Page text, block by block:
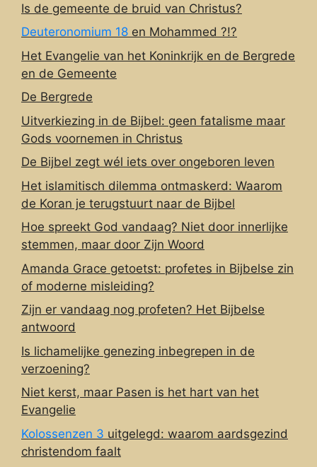
Is de gemeente de bruid van Christus?
Deuteronomium 18 en Mohammed ?!?
Het Evangelie van het Koninkrijk en de Bergrede
en de Gemeente
De Bergrede
Uitverkiezing in de Bijbel: geen fatalisme maar
Gods voornemen in Christus
De Bijbel zegt wél iets over ongeboren leven
Het islamitisch dilemma ontmaskerd: Waarom
de Koran je terugstuurt naar de Bijbel
Hoe spreekt God vandaag? Niet door innerlijke
stemmen, maar door Zijn Woord
Amanda Grace getoetst: profetes in Bijbelse zin
of moderne misleiding?
Zijn er vandaag nog profeten? Het Bijbelse
antwoord
Is lichamelijke genezing inbegrepen in de
verzoening?
Niet kerst, maar Pasen is het hart van het
Evangelie
Kolossenzen 3 uitgelegd: waarom aardsgezind
christendom faalt